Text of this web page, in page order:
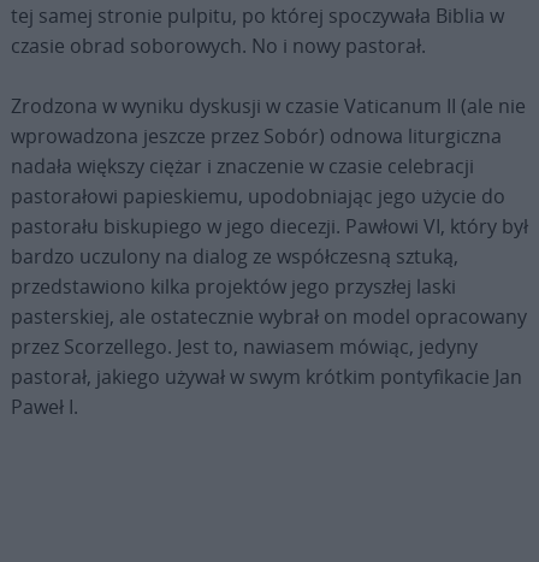
tej samej stronie pulpitu, po której spoczywała Biblia w
czasie obrad soborowych. No i nowy pastorał.
Zrodzona w wyniku dyskusji w czasie Vaticanum II (ale nie
wprowadzona jeszcze przez Sobór) odnowa liturgiczna
nadała większy ciężar i znaczenie w czasie celebracji
pastorałowi papieskiemu, upodobniając jego użycie do
pastorału biskupiego w jego diecezji. Pawłowi VI, który był
bardzo uczulony na dialog ze współczesną sztuką,
przedstawiono kilka projektów jego przyszłej laski
pasterskiej, ale ostatecznie wybrał on model opracowany
przez Scorzellego. Jest to, nawiasem mówiąc, jedyny
pastorał, jakiego używał w swym krótkim pontyfikacie Jan
Paweł I.